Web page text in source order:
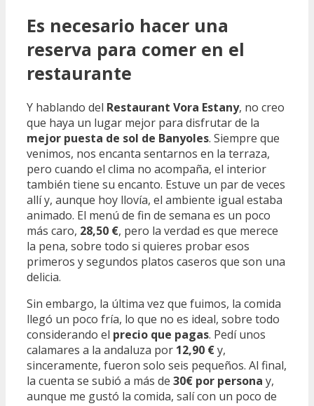
Es necesario hacer una
reserva para comer en el
restaurante
Y hablando del Restaurant Vora Estany, no creo
que haya un lugar mejor para disfrutar de la
mejor puesta de sol de Banyoles. Siempre que
venimos, nos encanta sentarnos en la terraza,
pero cuando el clima no acompaña, el interior
también tiene su encanto. Estuve un par de veces
allí y, aunque hoy llovía, el ambiente igual estaba
animado. El menú de fin de semana es un poco
más caro, 28,50 €, pero la verdad es que merece
la pena, sobre todo si quieres probar esos
primeros y segundos platos caseros que son una
delicia.
Sin embargo, la última vez que fuimos, la comida
llegó un poco fría, lo que no es ideal, sobre todo
considerando el precio que pagas. Pedí unos
calamares a la andaluza por 12,90 €y,
sinceramente, fueron solo seis pequeños. Al final,
la cuenta se subió a más de 30€ por persona y,
aunque me gustó la comida, salí con un poco de